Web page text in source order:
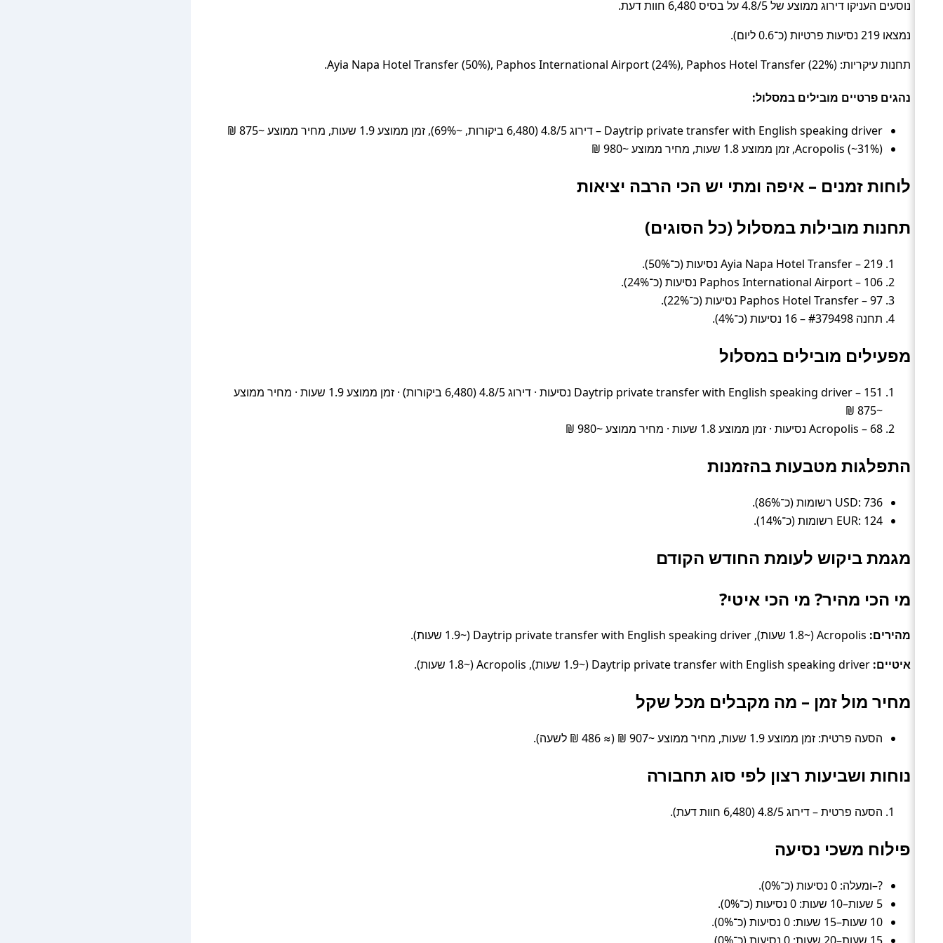
נוסעים העניקו דירוג ממוצע של 4.8/5 על בסיס 6,480 חוות דעת.
נמצאו 219 נסיעות פרטיות (כ־0.6 ליום).
תחנות עיקריות: Ayia Napa Hotel Transfer (50%), Paphos International Airport (24%), Paphos Hotel Transfer (22%).
נהגים פרטיים מובילים במסלול:
Daytrip private transfer with English speaking driver – דירוג 4.8/5 (6,480 ביקורות, ~69%), זמן ממוצע 1.9 שעות, מחיר ממוצע ~875 ₪
Acropolis (~31%), זמן ממוצע 1.8 שעות, מחיר ממוצע ~980 ₪
לוחות זמנים – איפה ומתי יש הכי הרבה יציאות
תחנות מובילות במסלול (כל הסוגים)
Ayia Napa Hotel Transfer – 219 נסיעות (כ־50%).
Paphos International Airport – 106 נסיעות (כ־24%).
Paphos Hotel Transfer – 97 נסיעות (כ־22%).
תחנה #379498 – 16 נסיעות (כ־4%).
מפעילים מובילים במסלול
Daytrip private transfer with English speaking driver – 151 נסיעות · דירוג 4.8/5 (6,480 ביקורות) · זמן ממוצע 1.9 שעות · מחיר ממוצע
~875 ₪
Acropolis – 68 נסיעות · זמן ממוצע 1.8 שעות · מחיר ממוצע ~980 ₪
התפלגות מטבעות בהזמנות
USD: 736 רשומות (כ־86%).
EUR: 124 רשומות (כ־14%).
מגמת ביקוש לעומת החודש הקודם
מי הכי מהיר? מי הכי איטי?
מהירים:
איטיים:
מחיר מול זמן – מה מקבלים מכל שקל
הסעה פרטית: זמן ממוצע 1.9 שעות, מחיר ממוצע ~907 ₪ (≈ 486 ₪ לשעה).
נוחות ושביעות רצון לפי סוג תחבורה
הסעה פרטית – דירוג 4.8/5 (6,480 חוות דעת).
פילוח משכי נסיעה
?–ומעלה: 0 נסיעות (כ־0%).
5 שעות–10 שעות: 0 נסיעות (כ־0%).
10 שעות–15 שעות: 0 נסיעות (כ־0%).